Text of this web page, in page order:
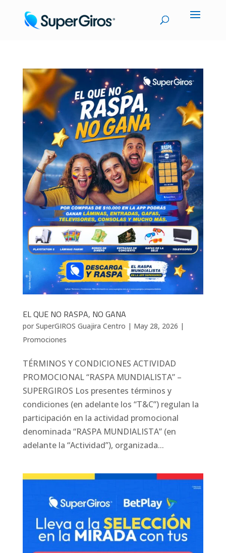
EL QUE NO RASPA, NO GANA
por SuperGIROS Guajira Centro | May 28, 2026 |
Promociones
TÉRMINOS Y CONDICIONES ACTIVIDAD
PROMOCIONAL “RASPA MUNDIALISTA” –
SUPERGIROS Los presentes términos y
condiciones (en adelante los “T&C”) regulan la
participación en la actividad promocional
denominada “RASPA MUNDIALISTA” (en
adelante la “Actividad”), organizada...